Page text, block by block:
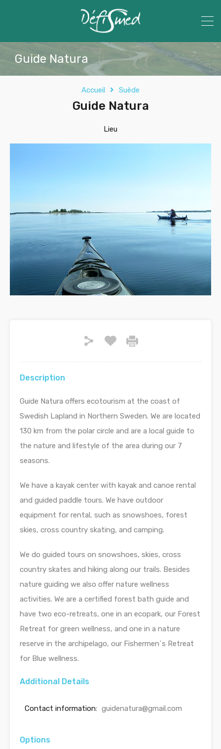
Guide Natura
Accueil Suède
Guide Natura
Lieu
Description
Guide Natura offers ecotourism at the coast of
Swedish Lapland in Northern Sweden. We are located
130 km from the polar circle and are a local guide to
the nature and lifestyle of the area during our 7
seasons.
We have a kayak center with kayak and canoe rental
and guided paddle tours. We have outdoor
equipment for rental, such as snowshoes, forest
skies, cross country skating, and camping.
We do guided tours on snowshoes, skies, cross
country skates and hiking along our trails. Besides
nature guiding we also offer nature wellness
activities. We are a certified forest bath guide and
have two eco-retreats, one in an ecopark, our Forest
Retreat for green wellness, and one in a nature
reserve in the archipelago, our Fishermen´s Retreat
for Blue wellness.
Additional Details
Contact information: guidenatura@gmail.com
Options